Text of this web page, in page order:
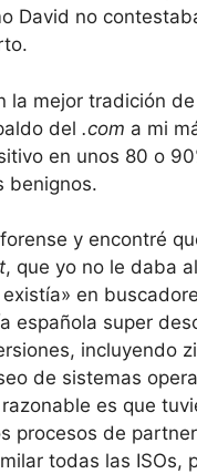
David no
la mejor tradición
del .com a mi
en unos 80 o
benignos.
y encontré
, que yo no le daba
en
española super
incluyendo
de sistemas
es que
procesos de
todas las ISOs,